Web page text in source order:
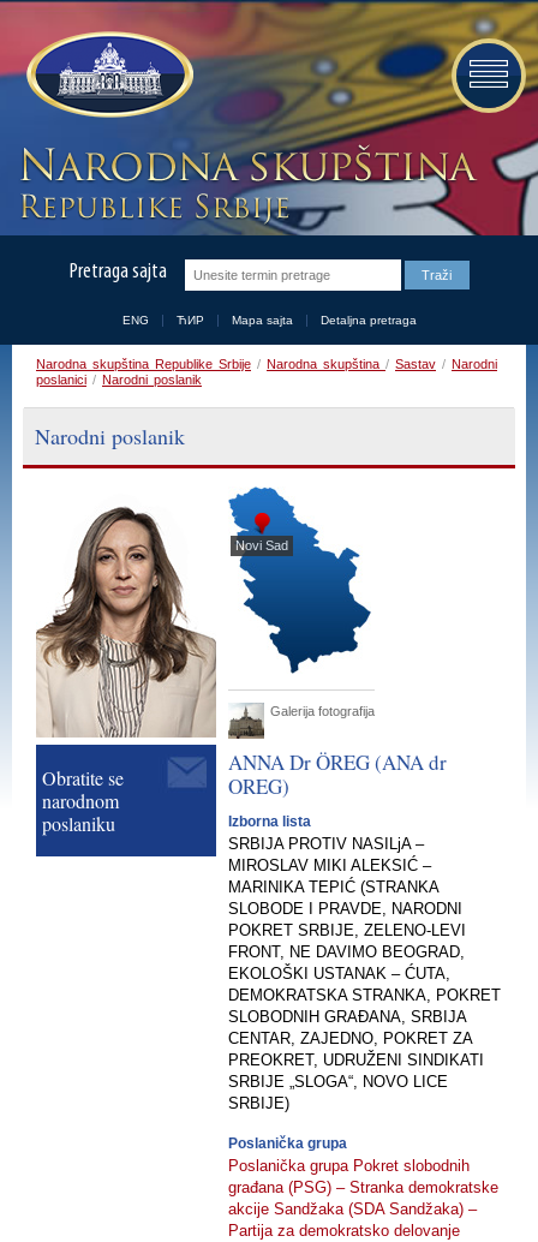
Pretraga sajta
ENG ЋИР Mapa sajta Detaljna pretraga
Narodna skupština Republike Srbije / Narodna skupština / Sastav / Narodni
poslanici / Narodni poslanik
Narodni poslanik
Obratite se
narodnom
poslaniku
Novi Sad
Galerija fotografija
ANNA DrÖREG(ANA dr
OREG)
Izborna lista
SRBIJA PROTIV NASILjA –
MIROSLAV MIKI ALEKSIĆ –
MARINIKA TEPIĆ (STRANKA
SLOBODE I PRAVDE, NARODNI
POKRET SRBIJE, ZELENO-LEVI
FRONT, NE DAVIMO BEOGRAD,
EKOLOŠKI USTANAK – ĆUTA,
DEMOKRATSKA STRANKA, POKRET
SLOBODNIH GRAĐANA, SRBIJA
CENTAR, ZAJEDNO, POKRET ZA
PREOKRET, UDRUŽENI SINDIKATI
SRBIJE „SLOGA“, NOVO LICE
SRBIJE)
Poslanička grupa
Poslanička grupa Pokret slobodnih
građana (PSG) – Stranka demokratske
akcije Sandžaka (SDA Sandžaka) –
Partija za demokratsko delovanje